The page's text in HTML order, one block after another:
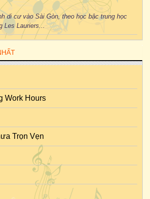
di cư vào Sài Gòn, theo học bậc trung học
Les Lauriers...
Work Hours
Trọn Vẹn